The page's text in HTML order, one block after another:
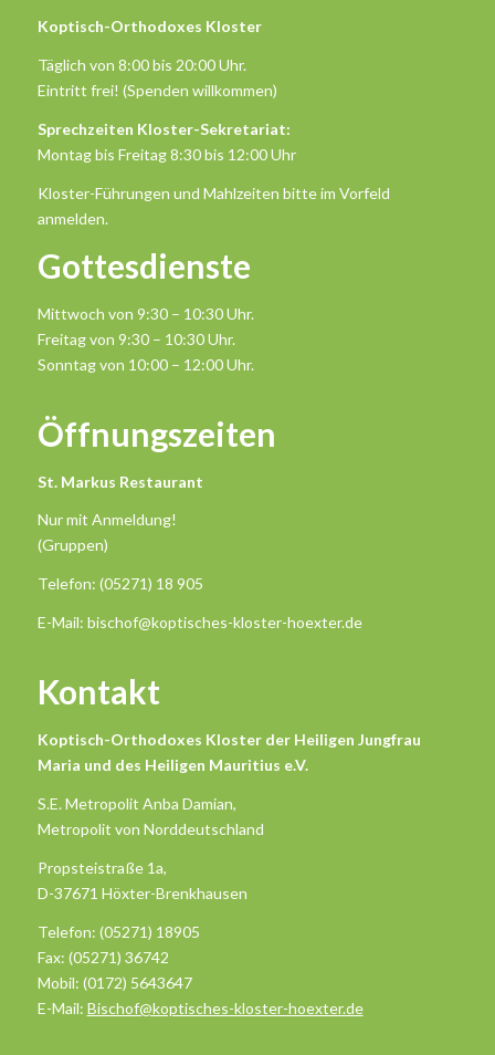
Koptisch-Orthodoxes Kloster
Täglich von 8:00 bis 20:00 Uhr.
Eintritt frei! (Spenden willkommen)
Sprechzeiten Kloster-Sekretariat:
Montag bis Freitag 8:30 bis 12:00 Uhr
Kloster-Führungen und Mahlzeiten bitte im Vorfeld
anmelden.
Gottesdienste
Mittwoch von 9:30 – 10:30 Uhr.
Freitag von 9:30 – 10:30 Uhr.
Sonntag von 10:00 – 12:00 Uhr.
Öffnungszeiten
St. Markus Restaurant
Nur mit Anmeldung!
(Gruppen)
Telefon: (05271) 18 905
E-Mail: bischof@koptisches-kloster-hoexter.de
Kontakt
Koptisch-Orthodoxes Kloster der Heiligen Jungfrau
Maria und des Heiligen Mauritius e.V.
S.E. Metropolit Anba Damian,
Metropolit von Norddeutschland
Propsteistraße 1a,
D-37671 Höxter-Brenkhausen
Telefon: (05271) 18905
Fax: (05271) 36742
Mobil: (0172) 5643647
E-Mail: Bischof@koptisches-kloster-hoexter.de